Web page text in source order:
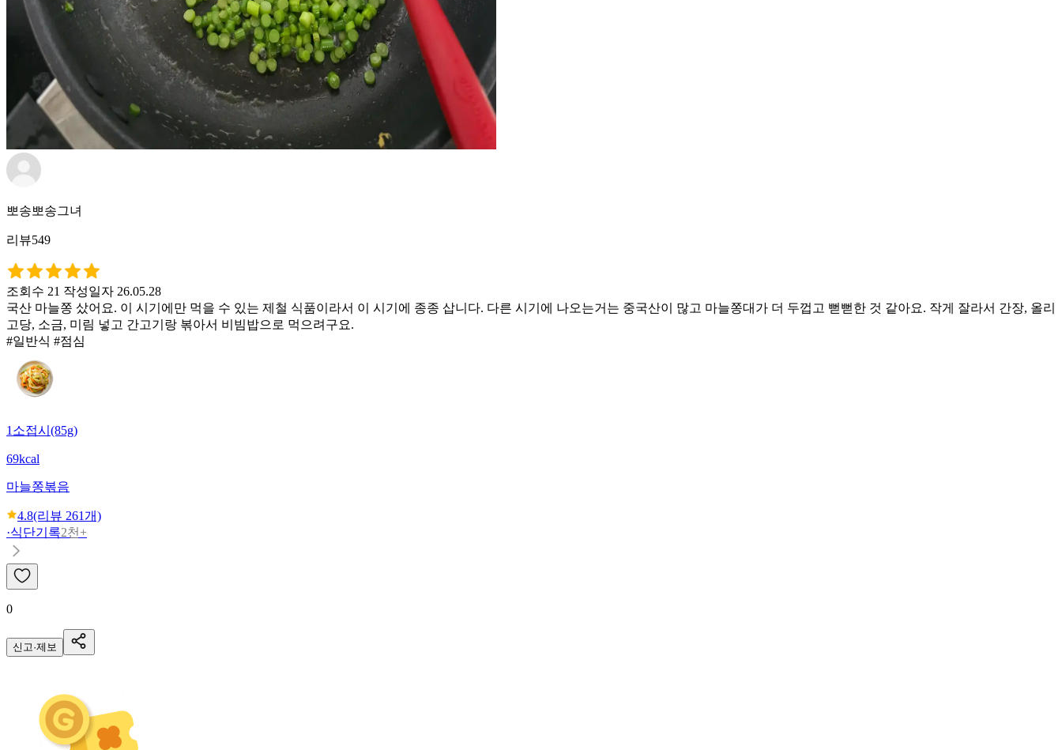
뽀송뽀송그녀
리뷰549
조회수 21 작성일자 26.05.28
국산 마늘쫑 샀어요. 이 시기에만 먹을 수 있는 제철 식품이라서 이 시기에 종종 삽니다. 다른 시기에 나오는거는 중국산이 많고 마늘쫑대가 더 두껍고 뻗뻗한 것 같아요. 작게 잘라서 간장, 올리
고당, 소금, 미림 넣고 간고기랑 볶아서 비빔밥으로 먹으려구요.
#일반식 #점심
1소접시(85g)
69kcal
마늘쫑볶음
4.8(리뷰 261개)
·식단기록2천+
0
신고·제보